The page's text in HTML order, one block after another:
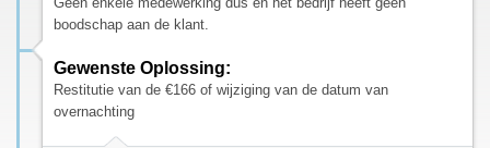
boodschap aan de klant.
Gewenste Oplossing:
Restitutie van de €166 of wijziging van de datum van
overnachting